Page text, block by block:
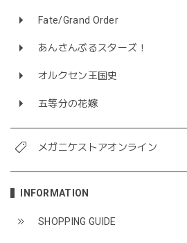
Fate/Grand Order
あんさんぶるスターズ！
オルクセン王国史
五等分の花嫁
メガニケストアオンライン
INFORMATION
SHOPPING GUIDE